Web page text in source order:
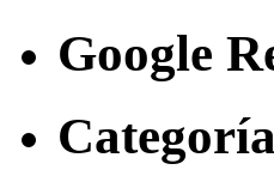
Google